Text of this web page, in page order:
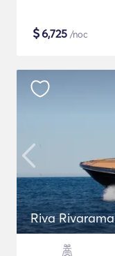
$6,725 /noc
Riva Rivarama